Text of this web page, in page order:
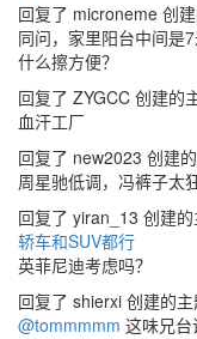
回复了 microneme 创
同问，家里阳台中间是
什么擦方便？
回复了 ZYGCC 创建的
血汗工厂
回复了 new2023 创建
周星驰低调，冯裤子太
回复了 yiran_13 创建
轿车和SUV都行
英菲尼迪考虑吗？
回复了 shierxi 创建的
@tommmmm 这味兄